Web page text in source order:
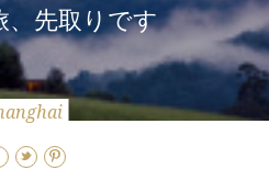
、先取りです